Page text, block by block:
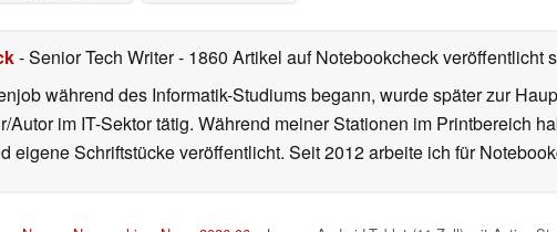
- Senior Tech Writer- 1860 Artikel auf Notebookcheck veröffentlicht
während des Informatik-Studiums begann, wurde später zur
Autor im IT-Sektor tätig. Während meiner Stationen im Printbereich
eigene Schriftstücke veröffentlicht. Seit 2012 arbeite ich für